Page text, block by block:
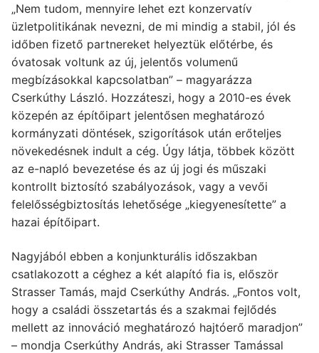
„Nem tudom, mennyire lehet ezt konzervatív
üzletpolitikának nevezni, de mi mindig a stabil, jól és
időben fizető partnereket helyeztük előtérbe, és
óvatosak voltunk az új, jelentős volumenű
megbízásokkal kapcsolatban” – magyarázza
Cserkúthy László. Hozzáteszi, hogy a 2010-es évek
közepén az építőipart jelentősen meghatározó
kormányzati döntések, szigorítások után erőteljes
növekedésnek indult a cég. Úgy látja, többek között
az e-napló bevezetése és az új jogi és műszaki
kontrollt biztosító szabályozások, vagy a vevői
felelősségbiztosítás lehetősége „kiegyenesítette” a
hazai építőipart.
Nagyjából ebben a konjunkturális időszakban
csatlakozott a céghez a két alapító fia is, először
Strasser Tamás, majd Cserkúthy András. „Fontos volt,
hogy a családi összetartás és a szakmai fejlődés
mellett az innováció meghatározó hajtóerő maradjon”
– mondja Cserkúthy András, aki Strasser Tamással